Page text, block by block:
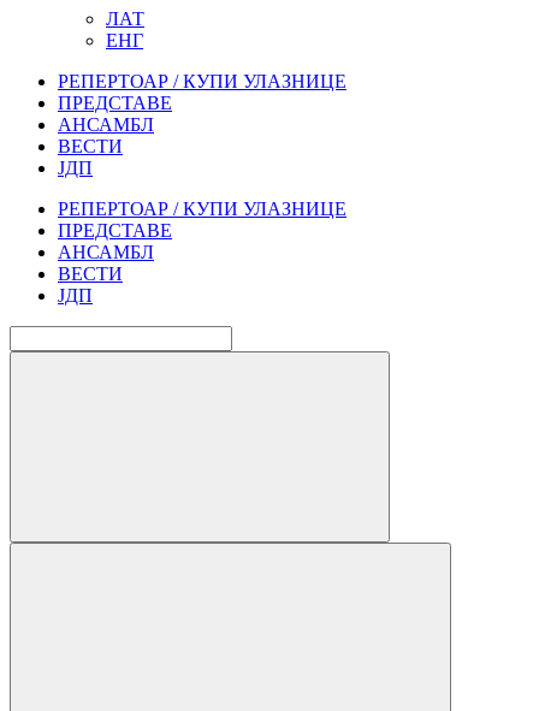
ЛАТ
ЕНГ
РЕПЕРТОАР / КУПИ УЛАЗНИЦЕ
ПРЕДСТАВЕ
АНСАМБЛ
ВЕСТИ
ЈДП
РЕПЕРТОАР / КУПИ УЛАЗНИЦЕ
ПРЕДСТАВЕ
АНСАМБЛ
ВЕСТИ
ЈДП